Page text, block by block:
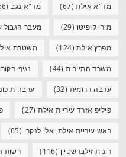
מד"א אילת(67) מד"א נגב(66)
מירי קופיטו (29) מעבר
מפרץ אילת(124) משטרת
משרד התיירות(44) נגיף
ערבה דרומית (32) ערבה
פיליפ אזרד עיריית אילת(27)
ראש עיריית אילת, אלי לנקרי (65)
רונית זילברשטיין (116) רשות